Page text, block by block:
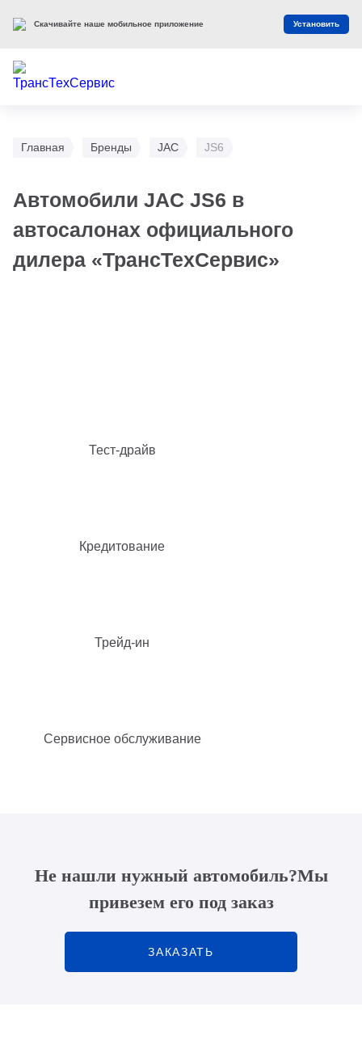
Главная Бренды JAC JS6
Автомобили JAC JS6 в
автосалонах официального
дилера «ТрансТехСервис»
Тест-драйв
Кредитование
Трейд-ин
Сервисное обслуживание
Не нашли нужный автомобиль?Мы
привезем его под заказ
ЗАКАЗАТЬ
Скачивайте наше мобильное приложение Установить